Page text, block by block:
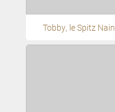
Tobby, le Spitz Nain